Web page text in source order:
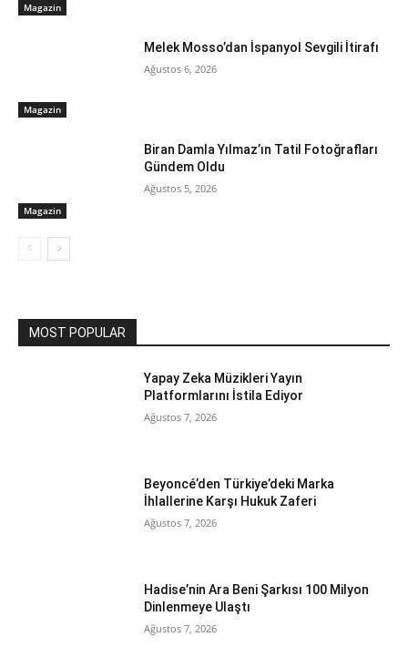
Magazin
Magazin
Melek Mosso’dan İspanyol Sevgili İtirafı
Ağustos 6, 2026
Magazin
Biran Damla Yılmaz’ın Tatil Fotoğrafları
Gündem Oldu
Ağustos 5, 2026
MOST POPULAR
Yapay Zeka Müzikleri Yayın
Platformlarını İstila Ediyor
Ağustos 7, 2026
Beyoncé’den Türkiye’deki Marka
İhlallerine Karşı Hukuk Zaferi
Ağustos 7, 2026
Hadise’nin Ara Beni Şarkısı 100 Milyon
Dinlenmeye Ulaştı
Ağustos 7, 2026